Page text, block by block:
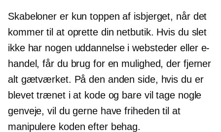
Skabeloner er kun toppen af ​​isbjerget, når det
kommer til at oprette din netbutik. Hvis du slet
ikke har nogen uddannelse i websteder eller e-
handel, får du brug for en mulighed, der fjerner
alt gætværket. På den anden side, hvis du er
blevet trænet i at kode og bare vil tage nogle
genveje, vil du gerne have friheden til at
manipulere koden efter behag.